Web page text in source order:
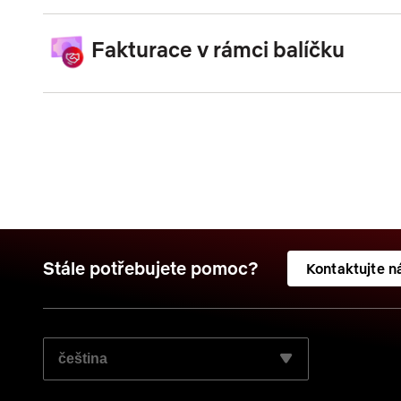
Fakturace v rámci balíčku
Stále potřebujete pomoc? Kontaktujte
ZVOLTE JAZYK, KTERÝ SI PŘEJETE POUŽÍT: